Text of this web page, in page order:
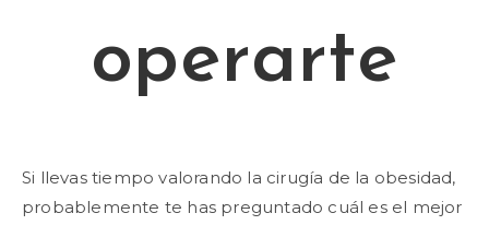
operarte
Si llevas tiempo valorando la cirugía de la obesidad,
probablemente te has preguntado cuál es el mejor